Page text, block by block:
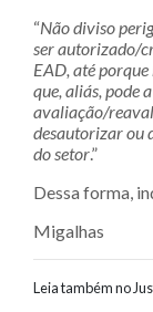
“Não diviso
ser autorizado/
EAD, até
que, aliás, pode
avaliação/
desautorizar ou
do setor.”
Dessa forma,
Migalhas
Leia também no